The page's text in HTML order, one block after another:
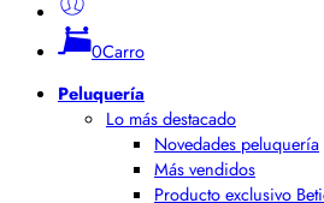
0Carro
Peluquería
Lo más destacado
Novedades peluquería
Más vendidos
Producto exclusivo